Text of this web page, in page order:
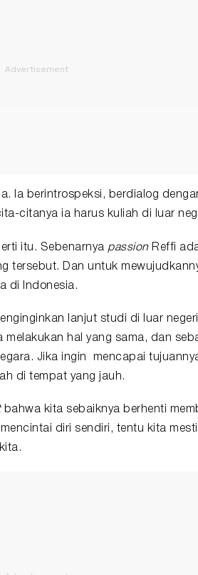
Ia berintrospeksi, berdialog
citanya ia harus kuliah di luar
itu. Sebenarnya passionReffi
tersebut. Dan untuk
di Indonesia.
lanjut studi di luar
melakukan hal yang sama, dan
Jika ingin mencapai
di tempat yang jauh.
bahwa kita sebaiknya berhenti
diri sendiri, tentu kita